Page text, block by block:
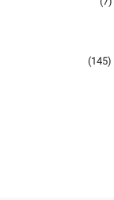
(145)